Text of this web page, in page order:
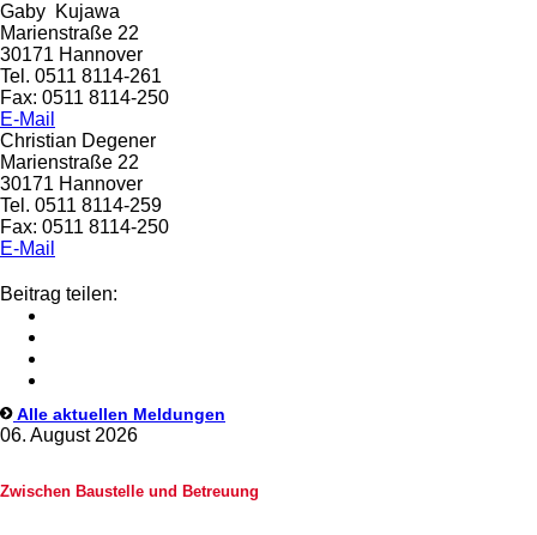
Gaby Kujawa
Marienstraße 22
30171 Hannover
Tel. 0511 8114-261
Fax: 0511 8114-250
E-Mail
Christian Degener
Marienstraße 22
30171 Hannover
Tel. 0511 8114-259
Fax: 0511 8114-250
E-Mail
Beitrag teilen:
Alle aktuellen Meldungen
06. August 2026
Zwischen Baustelle und Betreuung